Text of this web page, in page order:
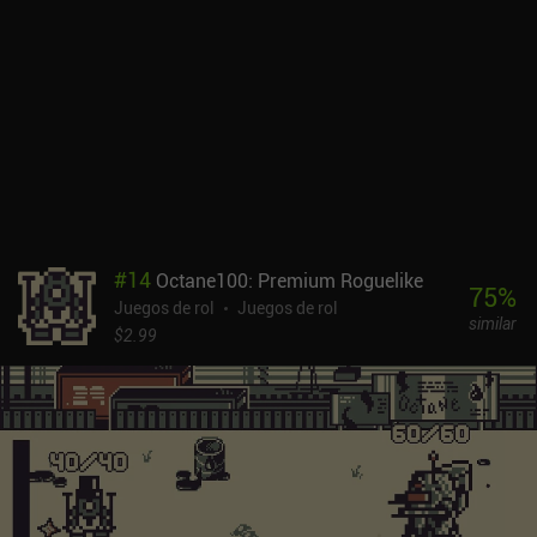
#14 Octane100: Premium Roguelike
Juegos de rol
Juegos de rol
$2.99
75%
similar